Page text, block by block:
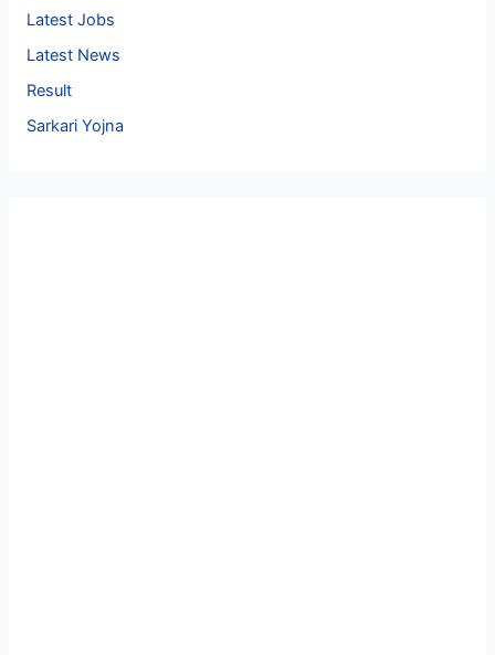
Latest Jobs
Latest News
Result
Sarkari Yojna